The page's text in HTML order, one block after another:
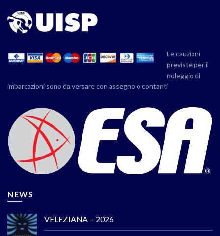
Le cauzioni
previste per il
noleggio di
imbarcazioni sono da versare con assegno o contanti
NEWS
VELEZIANA – 2026